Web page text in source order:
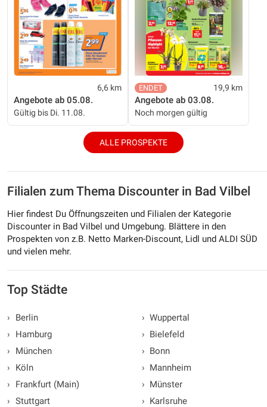
6,6 km
Angebote ab 05.08.
Gültig bis Di. 11.08.
19,9 km
Angebote ab 03.08.
Noch morgen gültig
ALLE PROSPEKTE
Filialen zum Thema Discounter in Bad Vilbel
Hier findest Du Öffnungszeiten und Filialen der Kategorie
Discounter in Bad Vilbel und Umgebung. Blättere in den
Prospekten von z.B. Netto Marken-Discount, Lidl und ALDI SÜD
und vielen mehr.
Top Städte
›
Berlin
›
Hamburg
›
München
›
Köln
›
Frankfurt (Main)
› Stuttgart
› Wuppertal
› Bielefeld
› Bonn
› Mannheim
› Münster
› Karlsruhe